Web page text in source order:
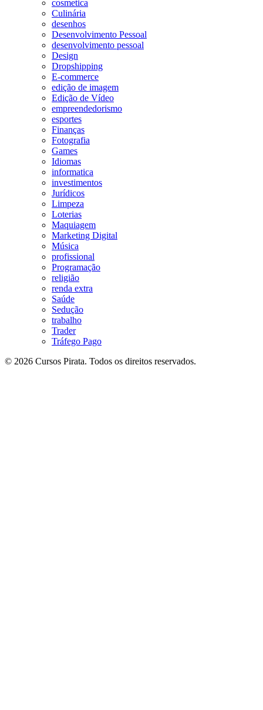
cosmetica
Culinária
desenhos
Desenvolvimento Pessoal
desenvolvimento pessoal
Design
Dropshipping
E-commerce
edição de imagem
Edição de Vídeo
empreendedorismo
esportes
Finanças
Fotografia
Games
Idiomas
informatica
investimentos
Jurídicos
Limpeza
Loterias
Maquiagem
Marketing Digital
Música
profissional
Programação
religião
renda extra
Saúde
Sedução
trabalho
Trader
Tráfego Pago
© 2026 Cursos Pirata. Todos os direitos reservados.